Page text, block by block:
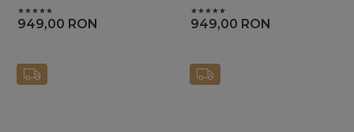
949,00 RON 949,00 RON